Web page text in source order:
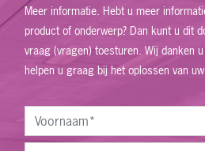
Meer informatie. Hebt u meer
product of onderwerp? Dan kunt u dit
vraag (vragen) toesturen. Wij danken
helpen u graag bij het oplossen van